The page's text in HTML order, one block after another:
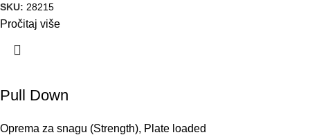
SKU: 28215
Pročitaj više
Pull Down
Oprema za snagu (Strength), Plate loaded